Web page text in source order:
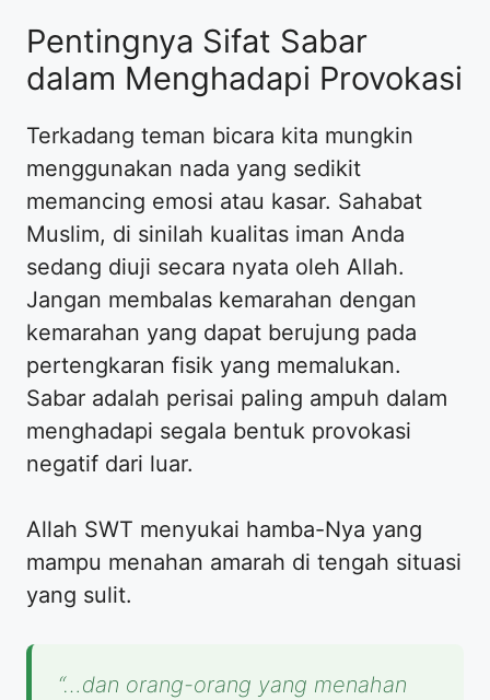
Pentingnya Sifat Sabar
dalam Menghadapi Provokasi
Terkadang teman bicara kita mungkin
menggunakan nada yang sedikit
memancing emosi atau kasar. Sahabat
Muslim, di sinilah kualitas iman Anda
sedang diuji secara nyata oleh Allah.
Jangan membalas kemarahan dengan
kemarahan yang dapat berujung pada
pertengkaran fisik yang memalukan.
Sabar adalah perisai paling ampuh dalam
menghadapi segala bentuk provokasi
negatif dari luar.
Allah SWT menyukai hamba-Nya yang
mampu menahan amarah di tengah situasi
yang sulit.
“…dan orang-orang yang menahan